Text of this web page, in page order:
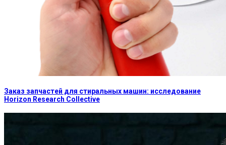
Заказ запчастей для стиральных машин: исследование
Horizon Research Collective